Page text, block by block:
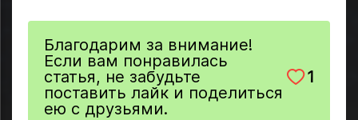
Благодарим за внимание!
Если вам понравилась
статья, не забудьте
поставить лайк и поделиться
ею с друзьями.
1